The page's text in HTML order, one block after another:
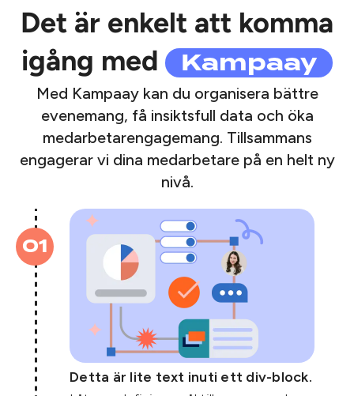
Det är enkelt att komma
igång med
Kampaay
Med Kampaay kan du organisera bättre
evenemang, få insiktsfull data och öka
medarbetarengagemang. Tillsammans
engagerar vi dina medarbetare på en helt ny
nivå.
Detta är lite text inuti ett div-block.
01